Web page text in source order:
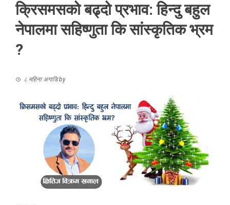
क्रिसमसको बढ्दो प्रभाव: हिन्दु बहुल
नेपालमा सहिष्णुता कि सांस्कृतिक भ्रम
?
८ महिना अगाडिby